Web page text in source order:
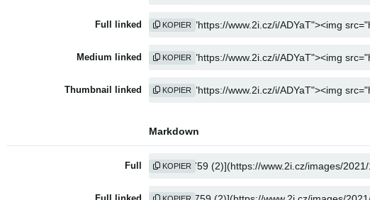
Full linked KOPIER
Medium linked KOPIER
Thumbnail linked KOPIER
Markdown
Full KOPIER